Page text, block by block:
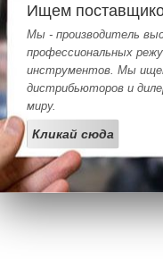
Если у Вас
вопросы, или
получить
предложение
свяжитесь с
Нажмите
Ищем
Мы - производитель
профессиональных
инструментов. Мы
дистрибьюторов и
миру.
Кликай сюда